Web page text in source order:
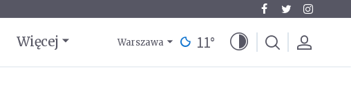
Więcej Warszawa 11°